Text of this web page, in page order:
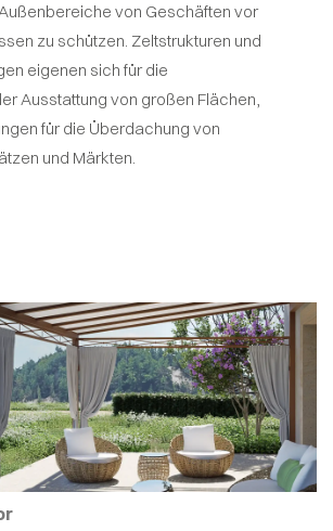
von Geschäften vor
zu schützen. Zeltstrukturen und
eigenen sich für die
Ausstattung von großen Flächen,
für die Überdachung von
und Märkten.